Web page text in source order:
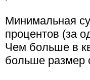
Минимальная
процентов (за
Чем больше в
больше размер